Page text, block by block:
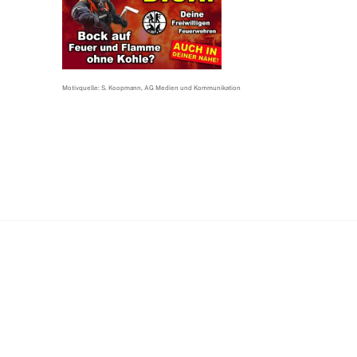
Motivquelle: S. Koopmann, AG Medien und Kommunikation